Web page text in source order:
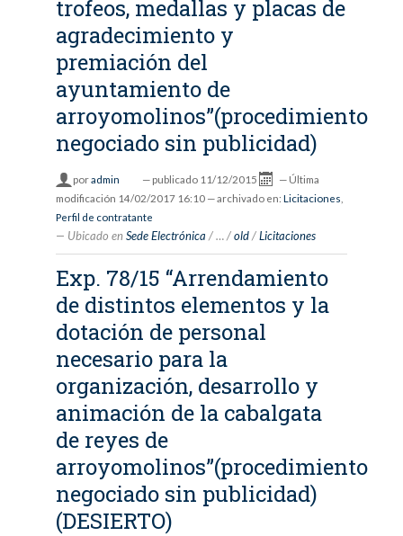
trofeos, medallas y placas de
agradecimiento y
premiación del
ayuntamiento de
arroyomolinos”(procedimiento
negociado sin publicidad)
poradmin — publicado 11/12/2015 — Última
modificación 14/02/2017 16:10 — archivado en: Licitaciones
Perfil de contratante
Ubicado en Sede Electrónica /…/old /Licitaciones
Exp. 78/15 “Arrendamiento
de distintos elementos y la
dotación de personal
necesario para la
organización, desarrollo y
animación de la cabalgata
de reyes de
arroyomolinos”(procedimiento
negociado sin publicidad)
(DESIERTO)